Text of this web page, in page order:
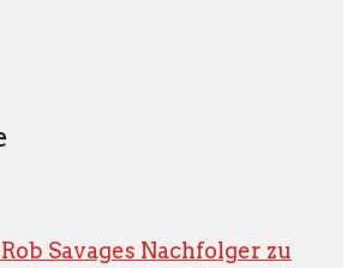
Savages Nachfolger zu